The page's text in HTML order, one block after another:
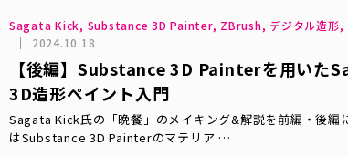
Sagata Kick, Substance 3D Painter, ZBrush, デジタル造形,
2024.10.18
【後編】Substance 3D Painterを用いた
3D造形ペイント入門
Sagata Kick氏の「晩餐」のメイキング&解説を前編・後編
はSubstance 3D Painterのマテリア …